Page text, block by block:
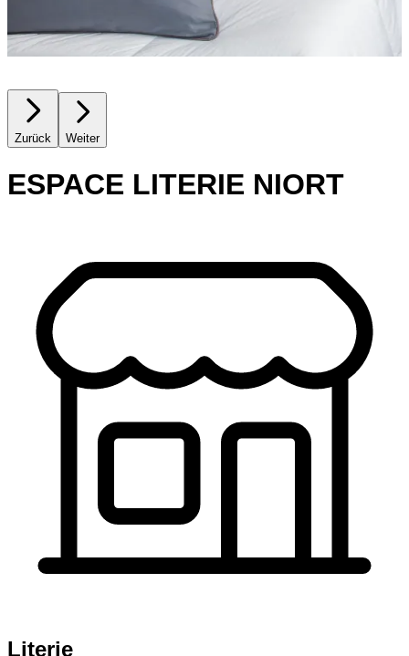
Zurück Weiter
ESPACE LITERIE NIORT
Literie